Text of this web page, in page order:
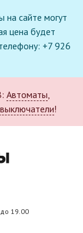
на сайте могут
цена будет
+7 926
Автоматы,
!
19.00